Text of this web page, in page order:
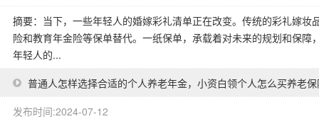
摘要：当下，一些年轻人的婚嫁彩礼清单正在改变。传统的彩礼嫁妆
险和教育年金险等保单替代。一纸保单，承载着对未来的规划和保
年轻人的...
普通人怎样选择合适的个人养老年金，小资白领个人怎么买养老
发布时间:2024-07-12